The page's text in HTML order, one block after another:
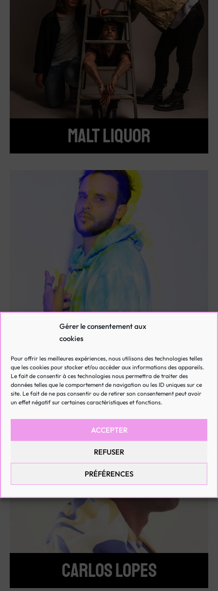
Gérer le consentement aux
cookies
Pour offrir les meilleures expériences, nous utilisons des technologies telles
que les cookies pour stocker et/ou accéder aux informations des appareils.
Le fait de consentir à ces technologies nous permettra de traiter des
données telles que le comportement de navigation ou les ID uniques sur ce
site. Le fait de ne pas consentir ou de retirer son consentement peut avoir
un effet négatif sur certaines caractéristiques et fonctions.
ACCEPTER
REFUSER
PRÉFÉRENCES
MALT LIQUOR
OTTA
CARLOS LOPES